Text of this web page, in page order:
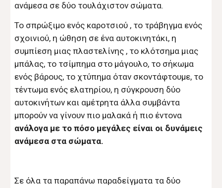
ανάμεσα σε δύο τουλάχιστον σώματα.
Το σπρώξιμο ενός καροτσιού , το τράβηγμα ενός
σχοινιού, η ώθηση σε ένα αυτοκινητάκι, η
συμπίεση μιας πλαστελίνης , το κλότσημα μιας
μπάλας, το τσίμπημα στο μάγουλο, το σήκωμα
ενός βάρους, το χτύπημα όταν σκοντάφτουμε, το
τέντωμα ενός ελατηρίου, η σύγκρουση δύο
αυτοκινήτων και αμέτρητα άλλα συμβάντα
μπορούν να γίνουν πιο μαλακά ή πιο έντονα
ανάλογα με το πόσο μεγάλες είναι οι δυνάμεις
ανάμεσα στα σώματα.
Σε όλα τα παραπάνω παραδείγματα τα δύο